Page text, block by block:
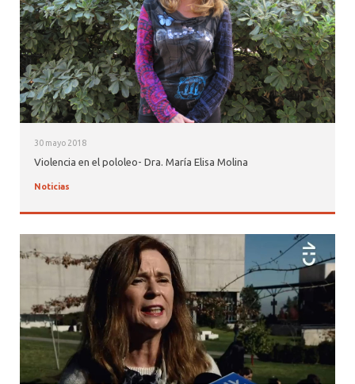
30 mayo 2018
Violencia en el pololeo- Dra. María Elisa Molina
Noticias